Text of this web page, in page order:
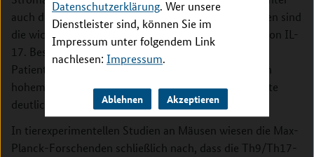
Datenschutzerklärung. Wer unsere
Dienstleister sind, können Sie im
Impressum unter folgendem Link
nachlesen: Impressum.
Ablehnen Akzeptieren
auch die Th9- und Th17-Subpopulationen. Th9-Zellen sind
die wichtigsten Produzenten von IL-9, Th17-Zellen von IL-
17. Besonders auffällig war, dass in der Gruppe der
Patientinnen und Patienten mit überdurchschnittlich
hohem Anteil an Th9/Th17- Zellen die Überlebensrate
deutlich kleiner war.
In tierexperimentellen Studien an Mäusen wiesen die Max-
Planck-Forschenden schließlich nach, dass die Th9/Th17-